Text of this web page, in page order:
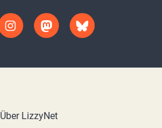
Über LizzyNet